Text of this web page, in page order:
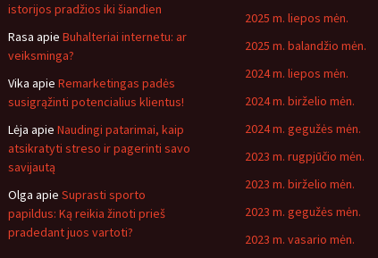
istorijos pradžios iki šiandien
Rasa apie Buhalteriai internetu: ar
veiksminga?
Vika apie Remarketingas padės
susigrąžinti potencialius klientus!
Lėja apie Naudingi patarimai, kaip
atsikratyti streso ir pagerinti savo
savijautą
Olga apie Suprasti sporto
papildus: Ką reikia žinoti prieš
pradedant juos vartoti?
2025 m. liepos mėn.
2025 m. balandžio mėn.
2024 m. liepos mėn.
2024 m. birželio mėn.
2024 m. gegužės mėn.
2023 m. rugpjūčio mėn.
2023 m. birželio mėn.
2023 m. gegužės mėn.
2023 m. vasario mėn.